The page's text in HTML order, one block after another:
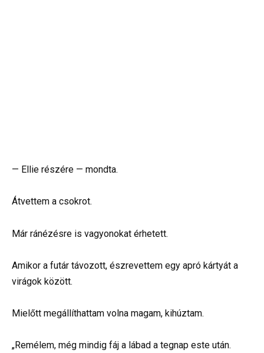
— Ellie részére — mondta.
Átvettem a csokrot.
Már ránézésre is vagyonokat érhetett.
Amikor a futár távozott, észrevettem egy apró kártyát a
virágok között.
Mielőtt megállíthattam volna magam, kihúztam.
„Remélem, még mindig fáj a lábad a tegnap este után.